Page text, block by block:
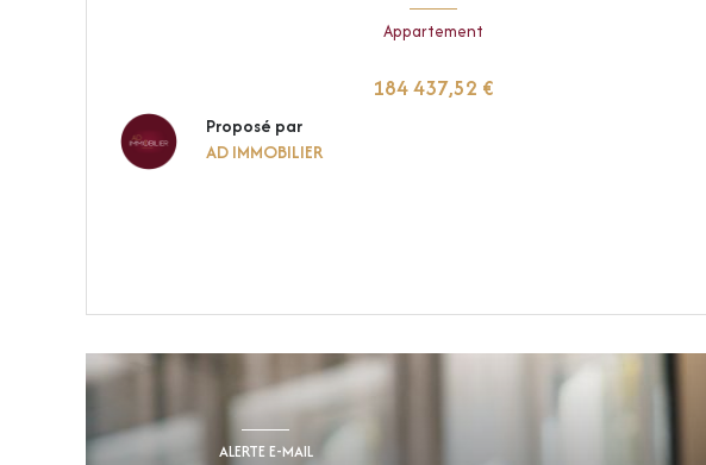
Appartement
184 437,52 €
Proposé par
AD IMMOBILIER
ALERTE E-MAIL